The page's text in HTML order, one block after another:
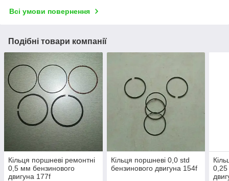
Всі умови повернення
Подібні товари компанії
Кільця поршневі ремонтні
0,5 мм бензинового
двигуна 177f
Кільця поршневі 0,0 std
бензинового двигуна 154f
0,25